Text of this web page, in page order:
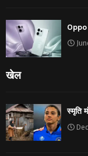
खेल
स्मृति